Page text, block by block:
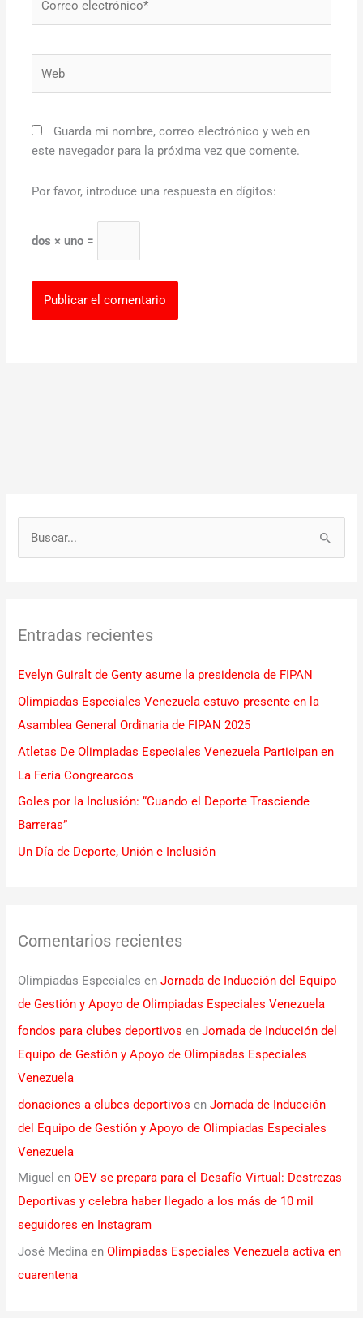
Guarda mi nombre, correo electrónico y web en
este navegador para la próxima vez que comente.
Por favor, introduce una respuesta en dígitos:
dos × uno =
a
p
o
r
:
Entradas recientes
Evelyn Guiralt de Genty asume la presidencia de FIPAN
Olimpiadas Especiales Venezuela estuvo presente en la
Asamblea General Ordinaria de FIPAN 2025
Atletas De Olimpiadas Especiales Venezuela Participan en
La Feria Congrearcos
Goles por la Inclusión: “Cuando el Deporte Trasciende
Barreras”
Un Día de Deporte, Unión e Inclusión
Comentarios recientes
Olimpiadas Especiales enJornada de Inducción del Equipo
de Gestión y Apoyo de Olimpiadas Especiales Venezuela
fondos para clubes deportivos enJornada de Inducción del
Equipo de Gestión y Apoyo de Olimpiadas Especiales
Venezuela
donaciones a clubes deportivos enJornada de Inducción
del Equipo de Gestión y Apoyo de Olimpiadas Especiales
Venezuela
Miguel enOEV se prepara para el Desafío Virtual: Destrezas
Deportivas y celebra haber llegado a los más de 10 mil
seguidores en Instagram
José Medina enOlimpiadas Especiales Venezuela activa en
cuarentena